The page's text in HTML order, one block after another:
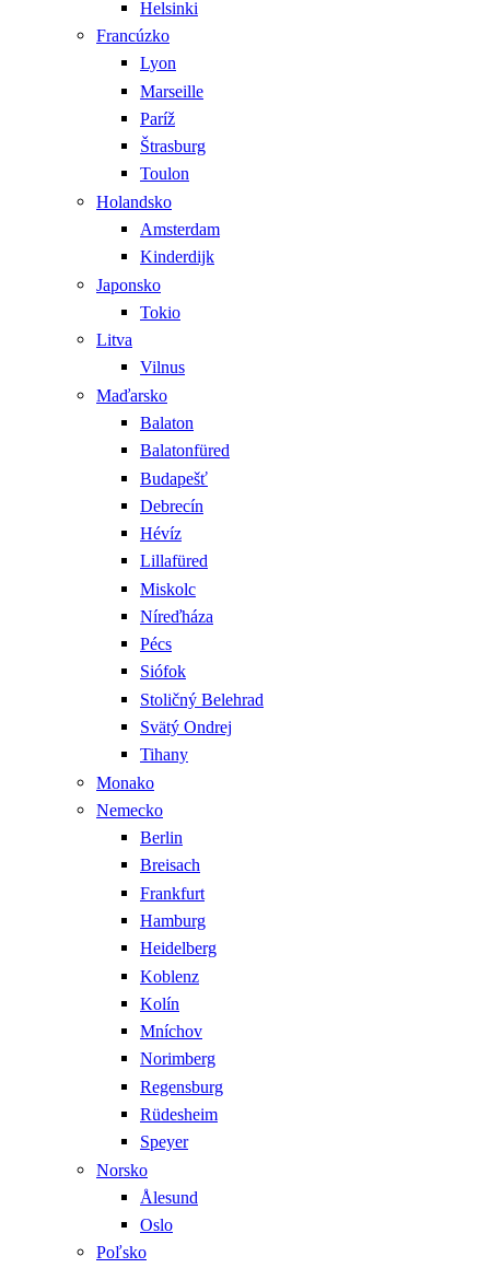
Helsinki
Francúzko
Lyon
Marseille
Paríž
Štrasburg
Toulon
Holandsko
Amsterdam
Kinderdijk
Japonsko
Tokio
Litva
Vilnus
Maďarsko
Balaton
Balatonfüred
Budapešť
Debrecín
Hévíz
Lillafüred
Miskolc
Níreďháza
Pécs
Siófok
Stoličný Belehrad
Svätý Ondrej
Tihany
Monako
Nemecko
Berlin
Breisach
Frankfurt
Hamburg
Heidelberg
Koblenz
Kolín
Mníchov
Norimberg
Regensburg
Rüdesheim
Speyer
Norsko
Ålesund
Oslo
Poľsko